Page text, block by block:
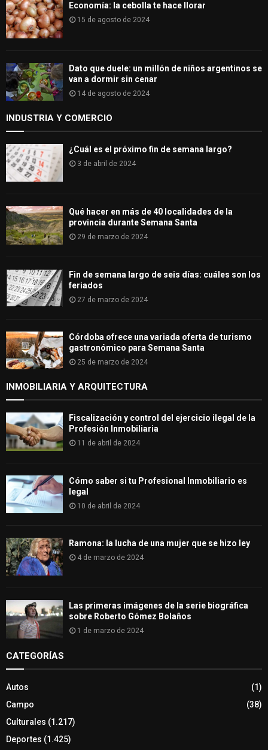
Economía: la cebolla te hace llorar
15 de agosto de 2024
Dato que duele: un millón de niños argentinos se
van a dormir sin cenar
14 de agosto de 2024
INDUSTRIA Y COMERCIO
¿Cuál es el próximo fin de semana largo?
3 de abril de 2024
Qué hacer en más de 40 localidades de la
provincia durante Semana Santa
29 de marzo de 2024
Fin de semana largo de seis días: cuáles son los
feriados
27 de marzo de 2024
Córdoba ofrece una variada oferta de turismo
gastronómico para Semana Santa
25 de marzo de 2024
INMOBILIARIA Y ARQUITECTURA
Fiscalización y control del ejercicio ilegal de la
Profesión Inmobiliaria
11 de abril de 2024
Cómo saber si tu Profesional Inmobiliario es
legal
10 de abril de 2024
Ramona: la lucha de una mujer que se hizo ley
4 de marzo de 2024
Las primeras imágenes de la serie biográfica
sobre Roberto Gómez Bolaños
1 de marzo de 2024
CATEGORÍAS
Autos
(1)
Campo
(38)
Culturales (1.217)
Deportes (1.425)